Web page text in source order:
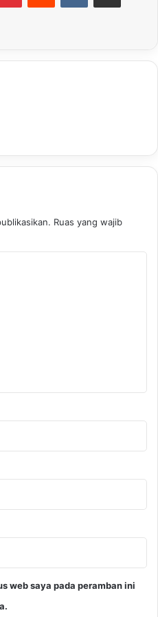
Ruas yang wajib
web saya pada peramban ini